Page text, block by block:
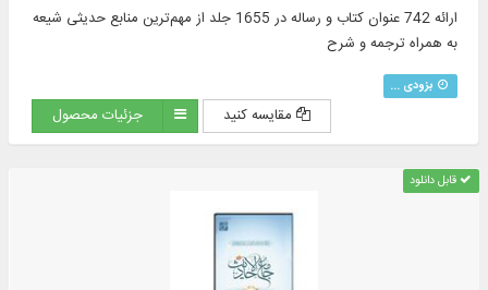
ارائه 742 عنوان کتاب و رساله در 1655 جلد از مهم‌ترین منابع حدیثی شیعه
به همراه ترجمه و شرح
بزودی ...
مقایسه کنید جزئیات محصول
قابل دانلود